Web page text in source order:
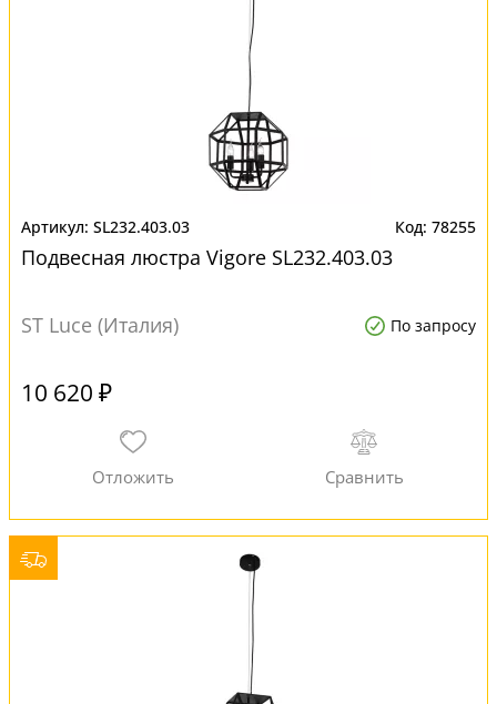
SL232.403.03 78255
Подвесная люстра Vigore SL232.403.03
ST Luce (Италия) По запросу
10 620 ₽